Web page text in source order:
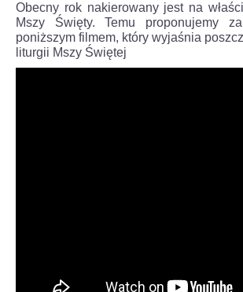
Obecny rok nakierowany jest na
Mszy Święty. Temu proponujemy
poniższym filmem, który wyjaśnia
liturgii Mszy Świętej